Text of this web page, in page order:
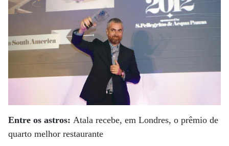
Entre os astros: Atala recebe, em Londres, o prêmio de
quarto melhor restaurante